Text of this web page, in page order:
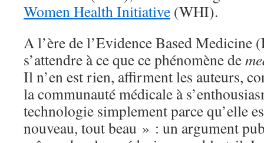
Women Health Initiative (WHI).
A l’ère de l’Evidence Based Medicine
s’attendre à ce que ce phénomène de
Il n’en est rien, affirment les auteurs,
la communauté médicale à
technologie simplement parce qu’elle
nouveau, tout beau » : un argument